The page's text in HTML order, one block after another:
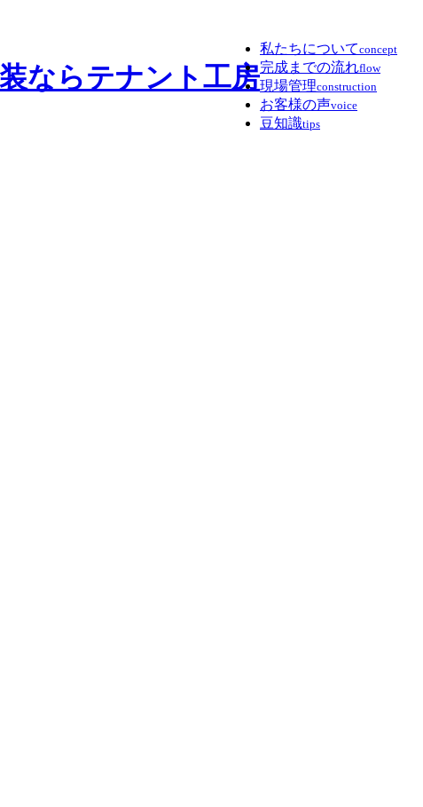
私たちについてconcept
完成までの流れflow
現場管理construction
お客様の声voice
豆知識tips